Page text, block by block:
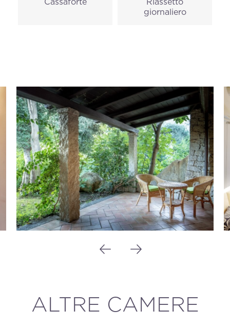
Cassaforte
Riassetto
giornaliero
ALTRE CAMERE